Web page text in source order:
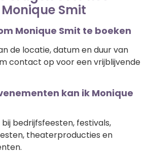
Smit
Monique Smit te boeken
de locatie, datum en duur van
contact op voor een vrijblijvende
kan ik Monique
bedrijfsfeesten, festivals,
theaterproducties en